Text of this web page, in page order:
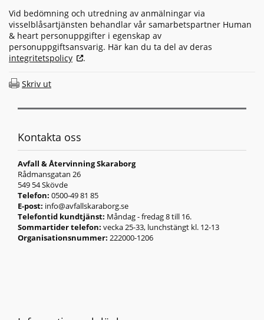
Vid bedömning och utredning av anmälningar via
visselblåsartjänsten behandlar vår samarbetspartner Human
& heart personuppgifter i egenskap av
personuppgiftsansvarig. Här kan du ta del av deras
integritetspolicy
.
Skriv ut
Kontakta oss
Avfall & Återvinning Skaraborg
Rådmansgatan 26
549 54 Skövde
Telefon: 0500-49 81 85
E-post: info@avfallskaraborg.se
Telefontid kundtjänst: Måndag - fredag 8 till 16.
Sommartider telefon: vecka 25-33, lunchstängt kl. 12-13
Organisationsnummer: 222000-1206